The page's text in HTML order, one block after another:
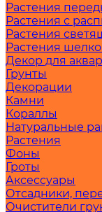
Растения
Растения с
Растения
Растения
Декор для
Грунты
Декорации
Камни
Кораллы
Натуральные
Растения
Фоны
Гроты
Аксессуары
Отсадники,
Очистители